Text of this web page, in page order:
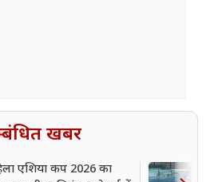
खबर
एशिया कप 2026 का